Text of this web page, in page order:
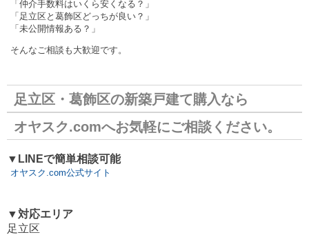
「仲介手数料はいくら安くなる？」
「足立区と葛飾区どっちが良い？」
「未公開情報ある？」
そんなご相談も大歓迎です。
足立区・葛飾区の新築戸建て購入なら
オヤスク.comへお気軽にご相談ください。
▼LINEで簡単相談可能
オヤスク.com公式サイト
▼対応エリア
足立区